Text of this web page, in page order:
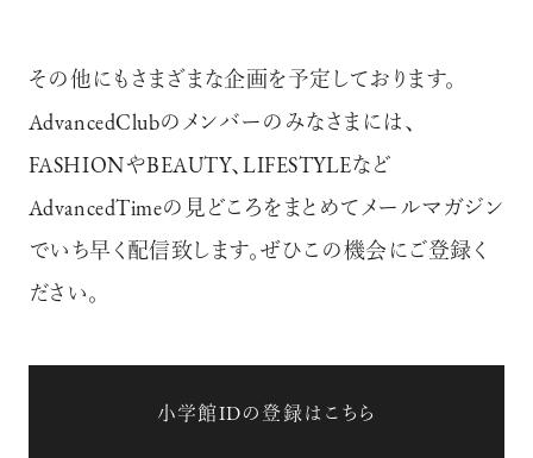
その他にもさまざまな企画を予定しております。
AdvancedClubのメンバーのみなさまには、
FASHIONやBEAUTY、LIFESTYLEなど
AdvancedTimeの見どころをまとめてメールマガジン
でいち早く配信致します。ぜひこの機会にご登録く
ださい。
小学館IDの登録はこちら